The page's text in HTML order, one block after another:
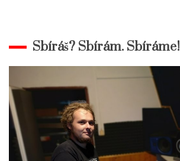
Sbíráš? Sbírám. Sbíráme!